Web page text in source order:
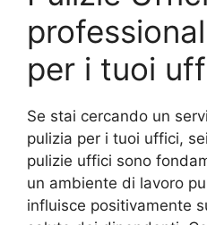
per i tuoi
Se stai cercando un
pulizia per i tuoi uffici,
pulizie uffici sono
un ambiente di lavoro
influisce positivamente